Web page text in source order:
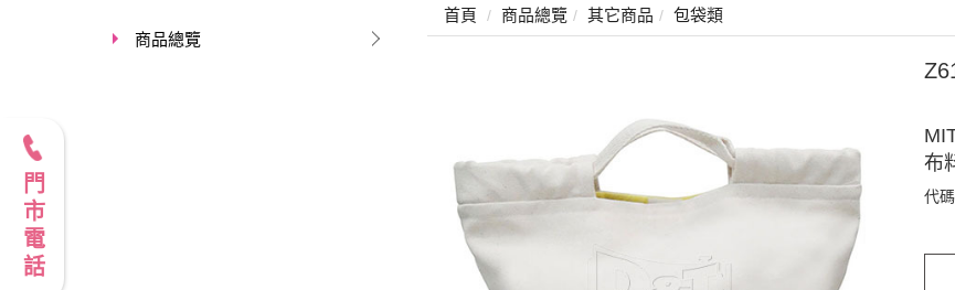
商品總覽
首頁 商品總覽 其它商品 包袋類
布
代碼
門市電話